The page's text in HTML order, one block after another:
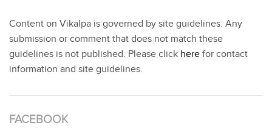
Content on Vikalpa is governed by site guidelines. Any
submission or comment that does not match these
guidelines is not published. Please click here for contact
information and site guidelines.
FACEBOOK